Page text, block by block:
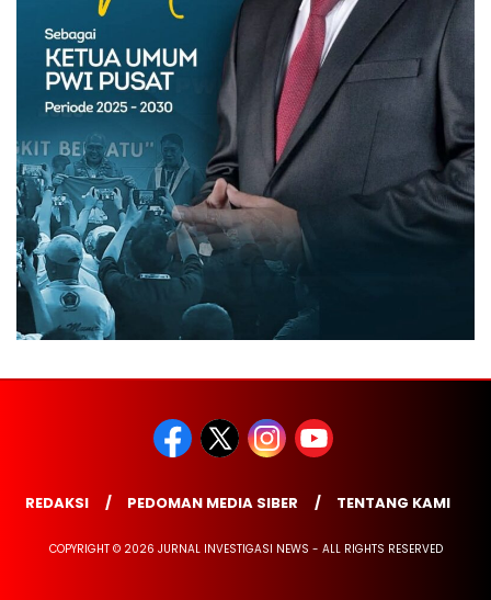
REDAKSI PEDOMAN MEDIA SIBER TENTANG KAMI
COPYRIGHT © 2026 JURNAL INVESTIGASI NEWS - ALL RIGHTS RESERVED